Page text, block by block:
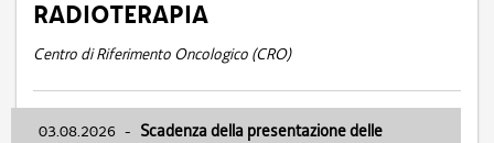
RADIOTERAPIA
Centro di Riferimento Oncologico (CRO)
03.08.2026 - Scadenza della presentazione delle